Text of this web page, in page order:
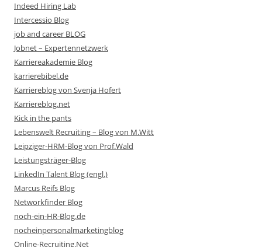
Indeed Hiring Lab
Intercessio Blog
job and career BLOG
Jobnet – Expertennetzwerk
Karriereakademie Blog
karrierebibel.de
Karriereblog von Svenja Hofert
Karriereblog.net
Kick in the pants
Lebenswelt Recruiting – Blog von M.Witt
Leipziger-HRM-Blog von Prof.Wald
Leistungsträger-Blog
LinkedIn Talent Blog (engl.)
Marcus Reifs Blog
Networkfinder Blog
noch-ein-HR-Blog.de
nocheinpersonalmarketingblog
Online-Recruiting.Net